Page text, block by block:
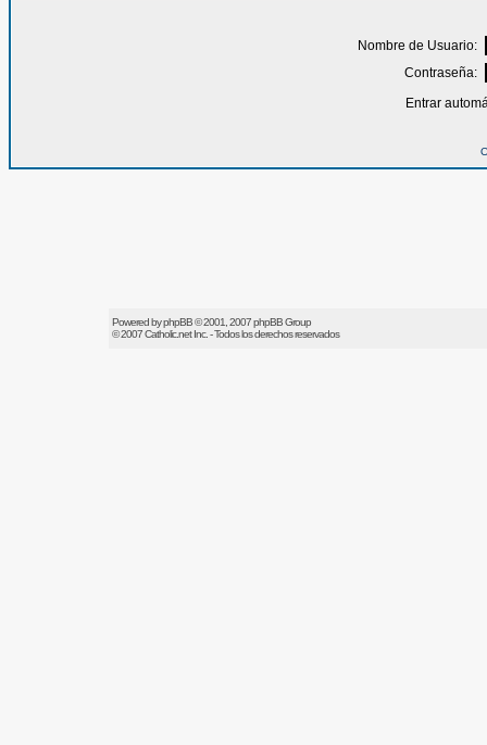
Nombre de Usuario:
Contraseña:
Entrar
Powered byphpBB© 2001, 2007 phpBB Group
© 2007Catholic.netInc. - Todos los derechos reservados